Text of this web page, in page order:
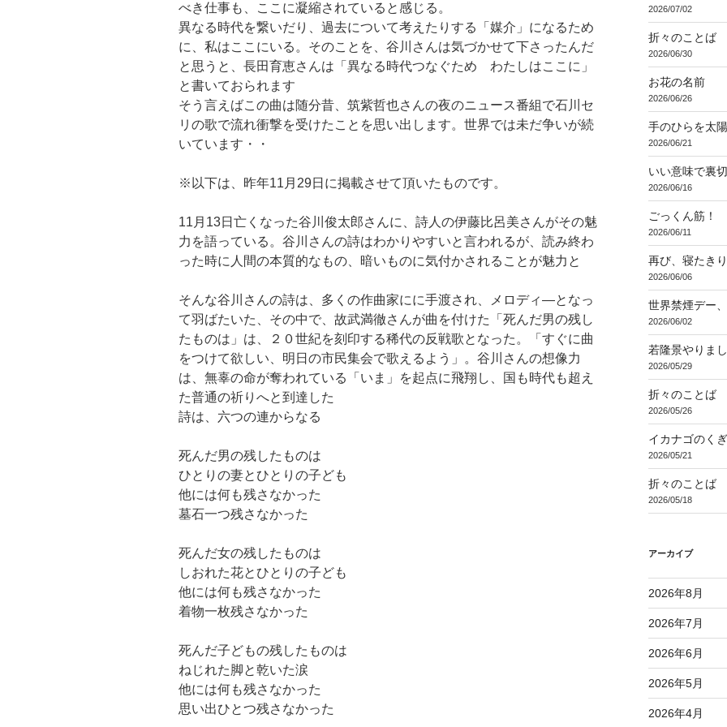
べき仕事も、ここに凝縮されていると感じる。
異なる時代を繋いだり、過去について考えたりする「媒介」になるため
に、私はここにいる。そのことを、谷川さんは気づかせて下さったんだ
と思うと、長田育恵さんは「異なる時代つなぐため わたしはここに」
と書いておられます
そう言えばこの曲は随分昔、筑紫哲也さんの夜のニュース番組で石川セ
リの歌で流れ衝撃を受けたことを思い出します。世界では未だ争いが続
いています・・
※以下は、昨年11月29日に掲載させて頂いたものです。
11月13日亡くなった谷川俊太郎さんに、詩人の伊藤比呂美さんがその魅
力を語っている。谷川さんの詩はわかりやすいと言われるが、読み終わ
った時に人間の本質的なもの、暗いものに気付かされることが魅力と
そんな谷川さんの詩は、多くの作曲家にに手渡され、メロディ―となっ
て羽ばたいた、その中で、故武満徹さんが曲を付けた「死んだ男の残し
たものは」は、２０世紀を刻印する稀代の反戦歌となった。「すぐに曲
をつけて欲しい、明日の市民集会で歌えるよう」。谷川さんの想像力
は、無辜の命が奪われている「いま」を起点に飛翔し、国も時代も超え
た普通の祈りへと到達した
詩は、六つの連からなる
死んだ男の残したものは
ひとりの妻とひとりの子ども
他には何も残さなかった
墓石一つ残さなかった
死んだ女の残したものは
しおれた花とひとりの子ども
他には何も残さなかった
着物一枚残さなかった
死んだ子どもの残したものは
ねじれた脚と乾いた涙
他には何も残さなかった
思い出ひとつ残さなかった
2026/07/02
折々のことば
2026/06/30
お花の名前
2026/06/26
手のひらを太
2026/06/21
いい意味で裏
2026/06/16
ごっくん筋！
2026/06/11
再び、寝たき
2026/06/06
世界禁煙デー
2026/06/02
若隆景やりま
2026/05/29
折々のことば
2026/05/26
イカナゴのく
2026/05/21
折々のことば
2026/05/18
アーカイブ
2026年8月
2026年7月
2026年6月
2026年5月
2026年4月